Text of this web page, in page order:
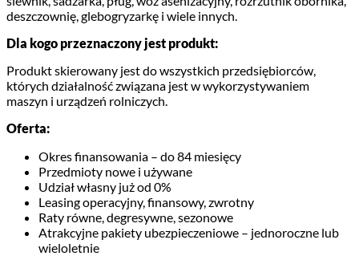
deszczownię, glebogryzarkę i wiele innych.
Dla kogo przeznaczony jest produkt:
Produkt skierowany jest do wszystkich przedsiębiorców,
których działalność związana jest w wykorzystywaniem
maszyn i urządzeń rolniczych.
Oferta:
Okres finansowania – do 84 miesięcy
Przedmioty nowe i używane
Udział własny już od 0%
Leasing operacyjny, finansowy, zwrotny
Raty równe, degresywne, sezonowe
Atrakcyjne pakiety ubezpieczeniowe – jednoroczne lub
wieloletnie